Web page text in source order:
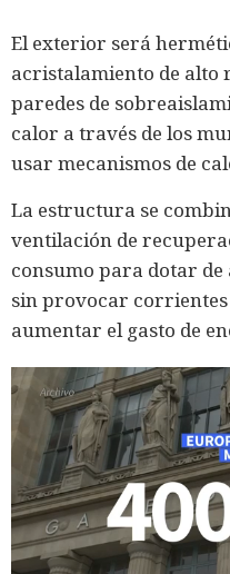
El exterior será
acristalamiento de alto
paredes de
calor a través de los
usar mecanismos de
La estructura se
ventilación de
consumo para dotar de
sin provocar
aumentar el gasto de